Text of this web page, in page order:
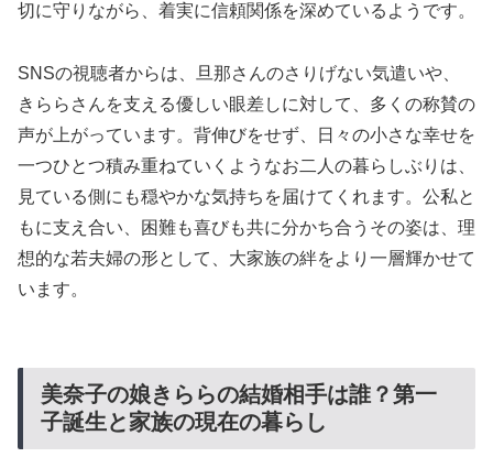
切に守りながら、着実に信頼関係を深めているようです。
SNSの視聴者からは、旦那さんのさりげない気遣いや、
きららさんを支える優しい眼差しに対して、多くの称賛の
声が上がっています。背伸びをせず、日々の小さな幸せを
一つひとつ積み重ねていくようなお二人の暮らしぶりは、
見ている側にも穏やかな気持ちを届けてくれます。公私と
もに支え合い、困難も喜びも共に分かち合うその姿は、理
想的な若夫婦の形として、大家族の絆をより一層輝かせて
います。
美奈子の娘きららの結婚相手は誰？第一
子誕生と家族の現在の暮らし